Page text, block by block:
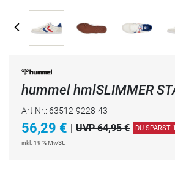
hummel hmlSLIMMER
Art.Nr.: 63512-9228-43
56,29 € | UVP 64,95 € DU SPARST
inkl. 19 % MwSt.